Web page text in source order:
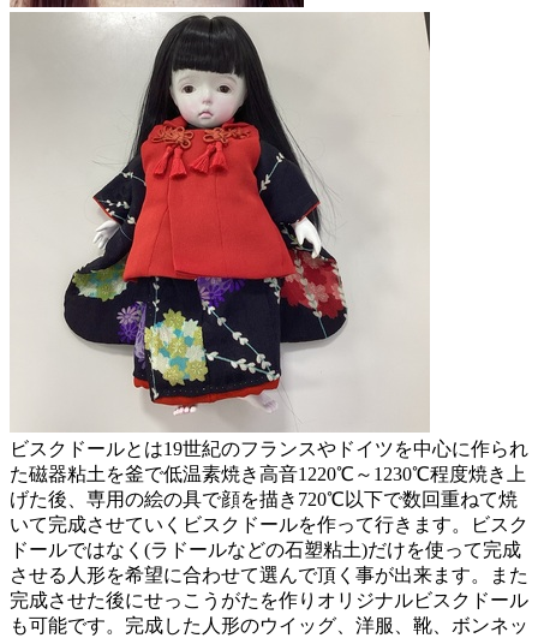
ビスクドールとは19世紀のフランスやドイツを中心に作られ
た磁器粘土を釜で低温素焼き高音1220℃～1230℃程度焼き上
げた後、専用の絵の具で顔を描き720℃以下で数回重ねて焼
いて完成させていくビスクドールを作って行きます。ビスク
ドールではなく(ラドールなどの石塑粘土)だけを使って完成
させる人形を希望に合わせて選んで頂く事が出来ます。また
完成させた後にせっこうがたを作りオリジナルビスクドール
も可能です。完成した人形のウイッグ、洋服、靴、ボンネッ